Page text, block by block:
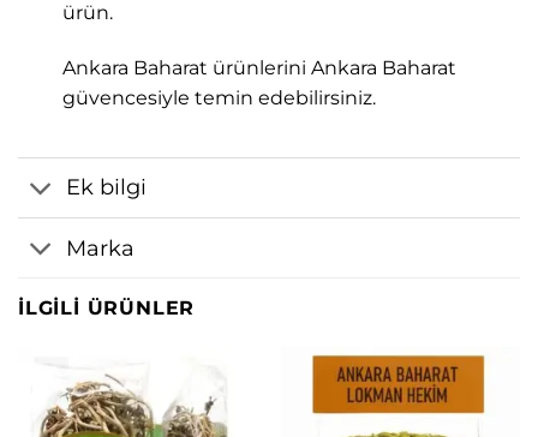
ürün.
Ankara Baharat ürünlerini Ankara Baharat
güvencesiyle temin edebilirsiniz.
Ek bilgi
Marka
İLGILI ÜRÜNLER